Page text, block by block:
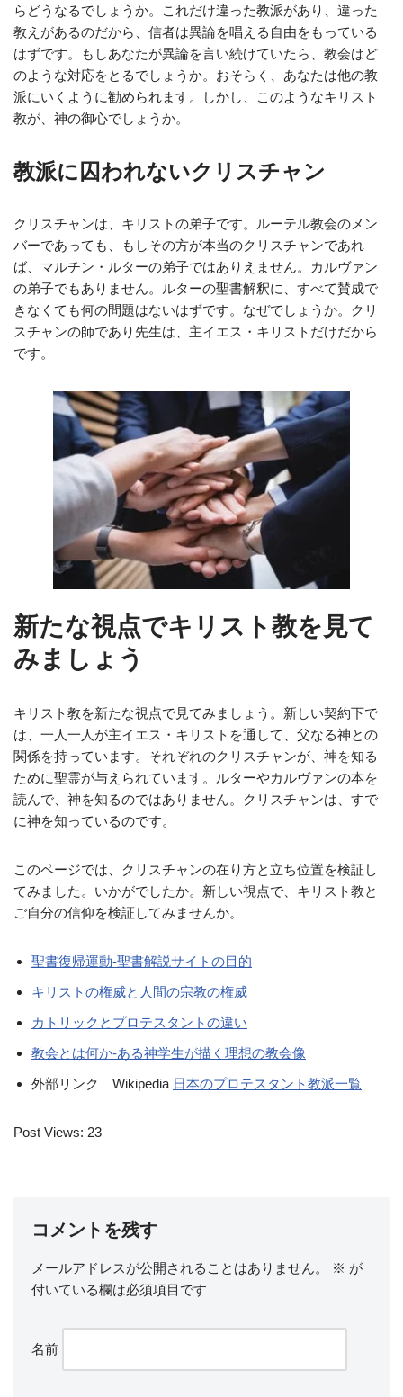
らどうなるでしょうか。これだけ違った教派があり、違った
教えがあるのだから、信者は異論を唱える自由をもっている
はずです。もしあなたが異論を言い続けていたら、教会はど
のような対応をとるでしょうか。おそらく、あなたは他の教
派にいくように勧められます。しかし、このようなキリスト
教が、神の御心でしょうか。
教派に囚われないクリスチャン
クリスチャンは、キリストの弟子です。ルーテル教会のメン
バーであっても、もしその方が本当のクリスチャンであれ
ば、マルチン・ルターの弟子ではありえません。カルヴァン
の弟子でもありません。ルターの聖書解釈に、すべて賛成で
きなくても何の問題はないはずです。なぜでしょうか。クリ
スチャンの師であり先生は、主イエス・キリストだけだから
です。
新たな視点でキリスト教を見て
みましょう
キリスト教を新たな視点で見てみましょう。新しい契約下で
は、一人一人が主イエス・キリストを通して、父なる神との
関係を持っています。それぞれのクリスチャンが、神を知る
ために聖霊が与えられています。ルターやカルヴァンの本を
読んで、神を知るのではありません。クリスチャンは、すで
に神を知っているのです。
このページでは、クリスチャンの在り方と立ち位置を検証し
てみました。いかがでしたか。新しい視点で、キリスト教と
ご自分の信仰を検証してみませんか。
聖書復帰運動-聖書解説サイトの目的
キリストの権威と人間の宗教の権威
カトリックとプロテスタントの違い
教会とは何か-ある神学生が描く理想の教会像
外部リンク Wikipedia 日本のプロテスタント教派一覧
Post Views: 23
コメントを残す
メールアドレスが公開されることはありません。 ※ が
付いている欄は必須項目です
名前